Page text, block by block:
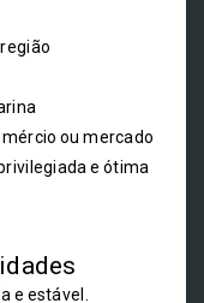
ou mercado
e ótima
e estável.